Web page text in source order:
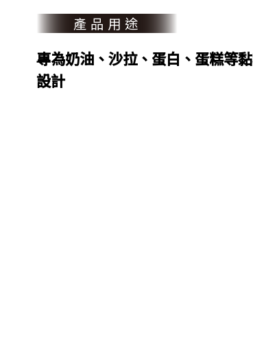
產品用途
專為奶油、沙拉、蛋白、蛋糕等
設計